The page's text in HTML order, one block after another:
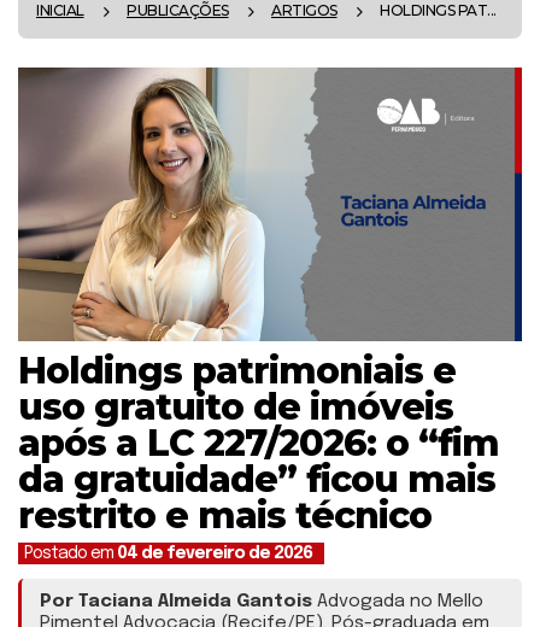
INICIAL PUBLICAÇÕES ARTIGOS HOLDINGS PAT...
Holdings patrimoniais e
uso gratuito de imóveis
após a LC 227/2026: o “fim
da gratuidade” ficou mais
restrito e mais técnico
Postado em 04 de fevereiro de 2026
Por Taciana Almeida Gantois Advogada no Mello
Pimentel Advocacia (Recife/PE). Pós-graduada em